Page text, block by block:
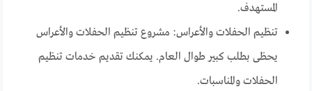
المستهدف.
تنظيم الحفلات والأعراس: مشروع تنظيم الحفلات والأعراس
يحظى بطلب كبير طوال العام. يمكنك تقديم خدمات تنظيم
الحفلات والمناسبات.